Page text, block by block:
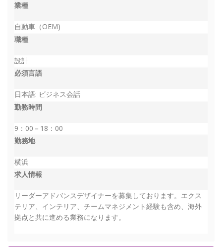
業種
自動車（OEM)
職種
設計
必須言語
日本語: ビジネス会話
勤務時間
9：00－18：00
勤務地
横浜
求人情報
リーダーアドバンスデザイナーを募集しております。エクス
テリア、インテリア、チームマネジメント経験も含め、海外
拠点と共に進める業務になります。